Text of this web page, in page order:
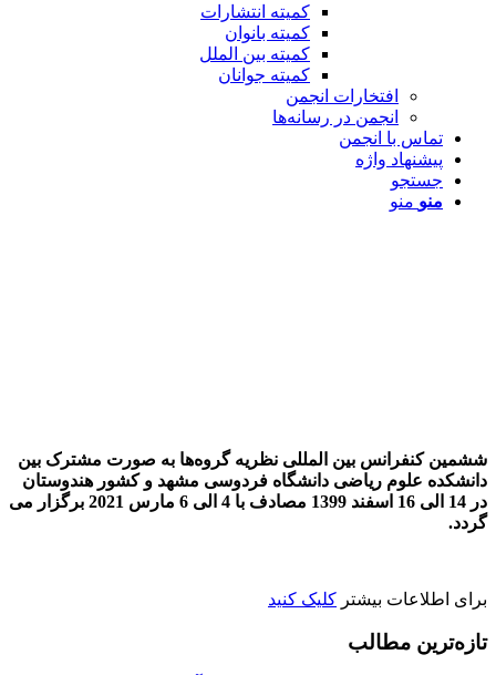
کمیته انتشارات
کمیته بانوان
کمیته بین الملل
کمیته جوانان
افتخارات انجمن
انجمن در رسانه‌ها
تماس با انجمن
پیشنهاد واژه
جستجو
منو منو
ششمین کنفرانس بین المللی نظریه گروه‌ها به صورت مشترک بین
دانشکده علوم ریاضی دانشگاه فردوسی مشهد و کشور هندوستان
در 14 الی 16 اسفند 1399 مصادف با 4 الی 6 مارس 2021 برگزار می
گردد.
برای اطلاعات بیشتر کلیک کنید
تازه‌ترین مطالب